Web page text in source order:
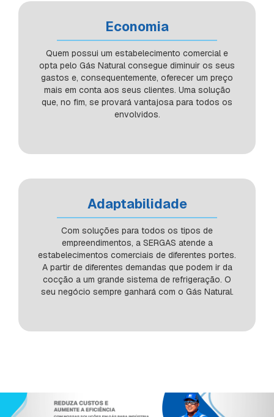
Economia
Quem possui um estabelecimento comercial e
opta pelo Gás Natural consegue diminuir os seus
gastos e, consequentemente, oferecer um preço
mais em conta aos seus clientes. Uma solução
que, no fim, se provará vantajosa para todos os
envolvidos.
Adaptabilidade
Com soluções para todos os tipos de
empreendimentos, a SERGAS atende a
estabelecimentos comerciais de diferentes portes.
A partir de diferentes demandas que podem ir da
cocção a um grande sistema de refrigeração. O
seu negócio sempre ganhará com o Gás Natural.